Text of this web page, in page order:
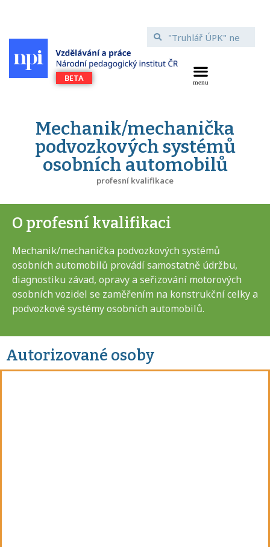
Mechanik/mechanička
podvozkových systémů
osobních automobilů
profesní kvalifikace
O profesní kvalifikaci
Mechanik/mechanička podvozkových systémů
osobních automobilů provádí samostatně údržbu,
diagnostiku závad, opravy a seřizování motorových
osobních vozidel se zaměřením na konstrukční celky a
podvozkové systémy osobních automobilů.
Autorizované osoby